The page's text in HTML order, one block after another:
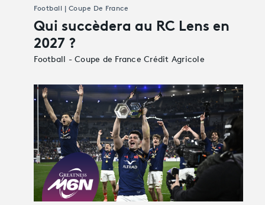
Qui succèdera au RC Lens en
2027 ?
Football - Coupe de France Crédit Agricole
Football | Coupe De France